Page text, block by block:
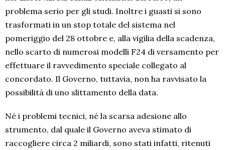
problema serio per gli studi. Inoltre i guasti si sono
trasformati in un stop totale del sistema nel
pomeriggio del 28 ottobre e, alla vigilia della scadenza,
nello scarto di numerosi modelli F24 di versamento per
effettuare il ravvedimento speciale collegato al
concordato. Il Governo, tuttavia, non ha ravvisato la
possibilità di uno slittamento della data.
Né i problemi tecnici, né la scarsa adesione allo
strumento, dal quale il Governo aveva stimato di
raccogliere circa 2 miliardi, sono stati infatti, ritenuti